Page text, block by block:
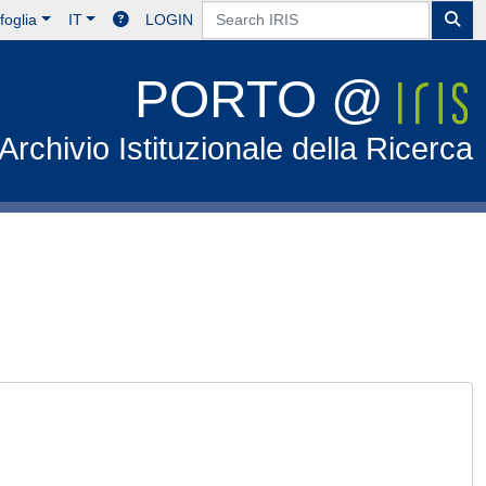
IT LOGIN
PORTO @
Istituzionale della Ricerca